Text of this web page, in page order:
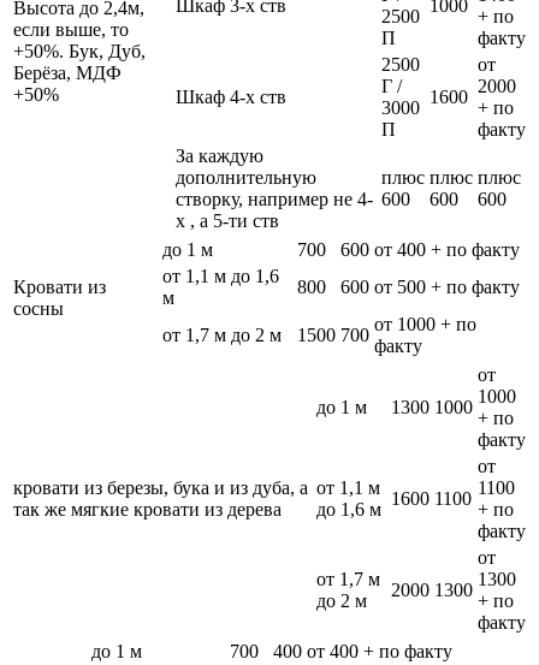
Высота до 2,4м,
если выше, то
+50%. Бук, Дуб,
Берёза, МДФ
+50%
Шкаф 3-х ств
2500
П
1000
+ по
факту
Шкаф 4-х ств
2500
Г /
3000
П
1600
от
2000
+ по
факту
За каждую
дополнительную
створку, например не 4-
х , а 5-ти ств
плюс
600
плюс
600
плюс
600
Кровати из
сосны
до 1 м 700 600 от 400 + по факту
от 1,1 м до 1,6
м
800 600 от 500 + по факту
от 1,7 м до 2 м 1500 700
от 1000 + по
факту
кровати из березы, бука и из дуба, а
так же мягкие кровати из дерева
до 1 м 1300 1000
от
1000
+ по
факту
от 1,1 м
до 1,6 м
1600 1100
от
1100
+ по
факту
от 1,7 м
до 2 м
2000 1300
от
1300
+ по
факту
до 1 м 700 400 от 400 + по факту